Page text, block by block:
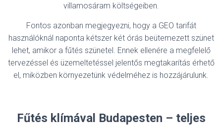
villamosáram költségeiben.
Fontos azonban megjegyezni, hogy a GEO tarifát
használóknál naponta kétszer két órás beütemezett szünet
lehet, amikor a fűtés szünetel. Ennek ellenére a megfelelő
tervezéssel és üzemeltetéssel jelentős megtakarítás érhető
el, miközben környezetünk védelméhez is hozzájárulunk.
Fűtés klímával Budapesten – teljes